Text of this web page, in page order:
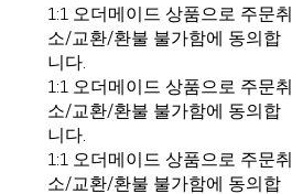
1:1 오더메이드 상품으로 주문취
소/교환/환불 불가함에 동의합
니다.
1:1 오더메이드 상품으로 주문취
소/교환/환불 불가함에 동의합
니다.
1:1 오더메이드 상품으로 주문취
소/교환/환불 불가함에 동의합